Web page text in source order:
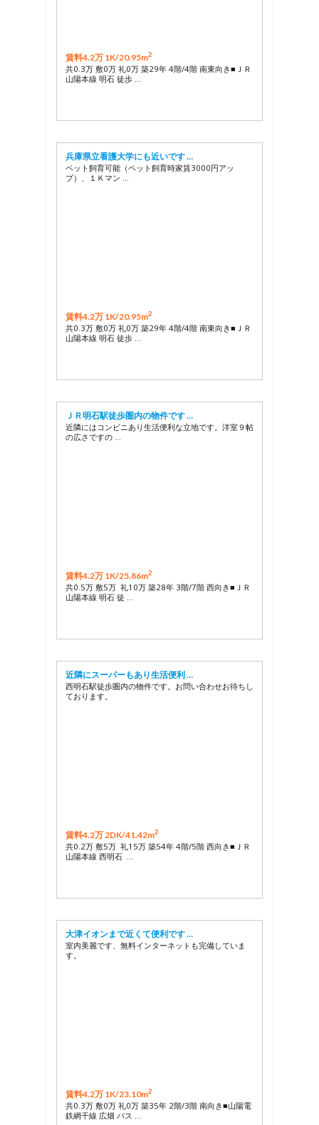
賃料4.2万 1K/20.95m2
共0.3万 敷0万 礼0万 築29年 4階/4階 南東向き■ＪＲ
山陽本線 明石 徒歩 …
兵庫県立看護大学にも近いです …
ペット飼育可能（ペット飼育時家賃3000円アッ
プ）、１Ｋマン …
賃料4.2万 1K/20.95m2
共0.3万 敷0万 礼0万 築29年 4階/4階 南東向き■ＪＲ
山陽本線 明石 徒歩 …
ＪＲ明石駅徒歩圏内の物件です …
近隣にはコンビニあり生活便利な立地です。洋室９帖
の広さですの …
賃料4.2万 1K/25.86m2
共0.5万 敷5万 礼10万 築28年 3階/7階 西向き■ＪＲ
山陽本線 明石 徒 …
近隣にスーパーもあり生活便利 …
西明石駅徒歩圏内の物件です。お問い合わせお待ちし
ております。
賃料4.2万 2DK/41.42m2
共0.2万 敷5万 礼15万 築54年 4階/5階 西向き■ＪＲ
山陽本線 西明石 …
大津イオンまで近くて便利です …
室内美麗です、無料インターネットも完備していま
す。
賃料4.2万 1K/23.10m2
共0.3万 敷0万 礼0万 築35年 2階/3階 南向き■山陽電
鉄網干線 広畑 バス …